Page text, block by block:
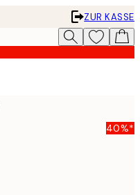
ZUR KASSE
40%*